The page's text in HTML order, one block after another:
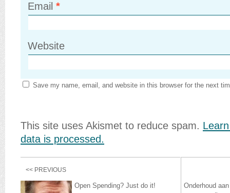
Email *
Website
Save my name, email, and website in this browser for the next
This site uses Akismet to reduce spam.
data is processed.
<< PREVIOUS
Open Spending? Just do it!
Onderhoud aan